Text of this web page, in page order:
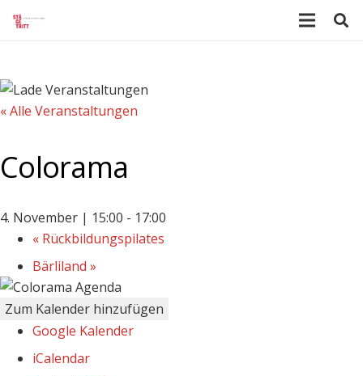
« Alle Veranstaltungen
Colorama
4. November | 15:00 - 17:00
« Rückbildungspilates
Bärliland »
Zum Kalender hinzufügen
Google Kalender
iCalendar